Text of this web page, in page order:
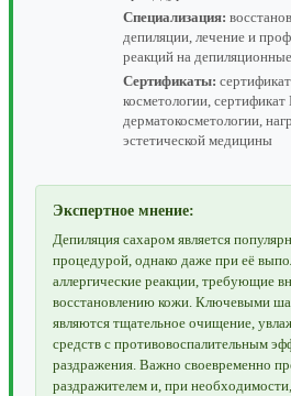
Специализация:
депиляции, лечение и
реакций на
Сертификаты:
косметологии,
дерматокосметологии,
эстетической медицины
Экспертное мнение:
Депиляция сахаром является
процедурой, однако даже при её
аллергические реакции, требующие
восстановлению кожи. Ключевыми
являются тщательное очищение,
средств с противовоспалительным
раздражения. Важно своевременно
раздражителем и, при